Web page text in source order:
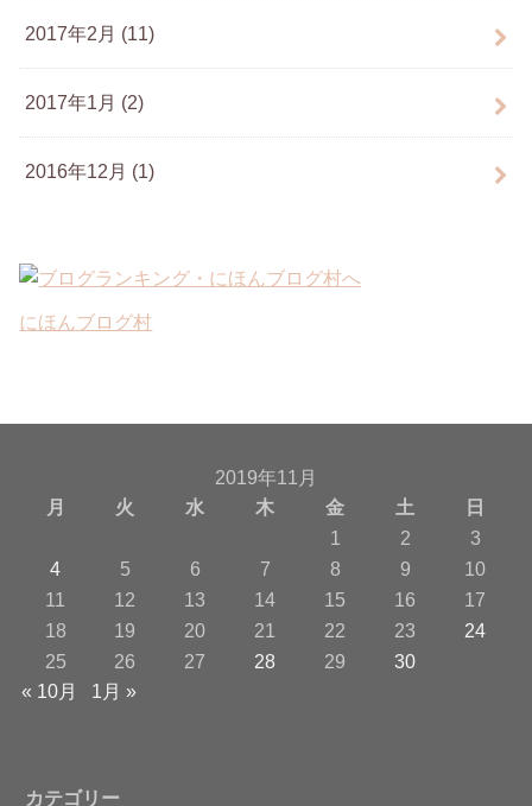
2017年2月 (11)
2017年1月 (2)
2016年12月 (1)
にほんブログ村
2019年11月
月
火 水 木 金 土
日
1
2
3
4
5 6 7 8 9
10
11
12 13 14 15 16
17
18
19 20 21 22 23
24
25
26 27 28 29
30
« 10月
1月 »
カテゴリー